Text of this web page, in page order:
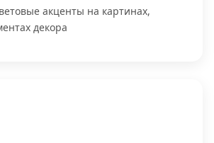
акценты на картинах,
декора